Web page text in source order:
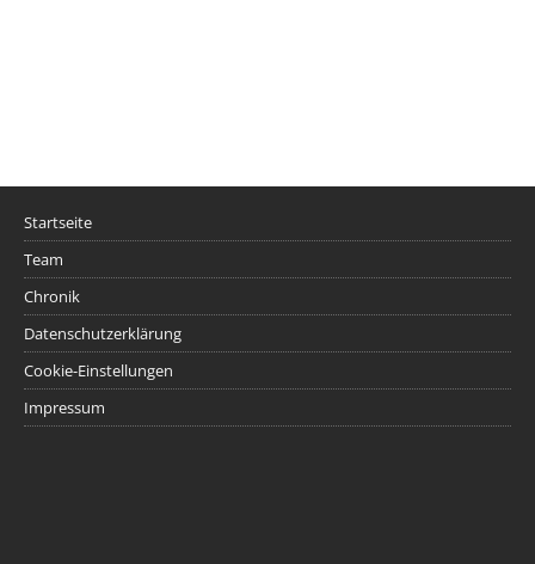
Startseite
Team
Chronik
Datenschutzerklärung
Cookie-Einstellungen
Impressum